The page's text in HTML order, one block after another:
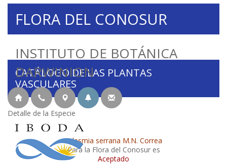
INSTITUTO DE BOTÁNICA
DARWINION
FLORA DEL CONOSUR
CATÁLOGO DE LAS PLANTAS
VASCULARES
Detalle de la Especie
Adesmia serrana M.N. Correa
Para la Flora del Conosur es
Aceptado